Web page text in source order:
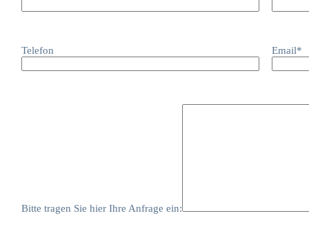
Telefon Email*
Bitte tragen Sie hier Ihre Anfrage ein: